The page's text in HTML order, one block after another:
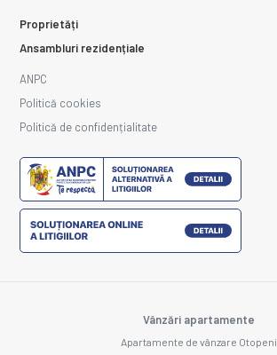
Proprietăți
Ansambluri rezidențiale
ANPC
Politică cookies
Politică de confidențialitate
Vânzări apartamente
Apartamente de vânzare Otopeni